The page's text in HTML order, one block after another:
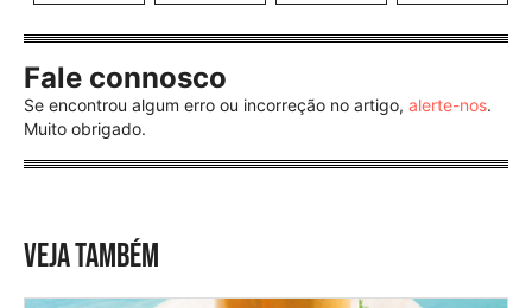
Fale connosco
Se encontrou algum erro ou incorreção no artigo, alerte-nos.
Muito obrigado.
VEJA TAMBÉM